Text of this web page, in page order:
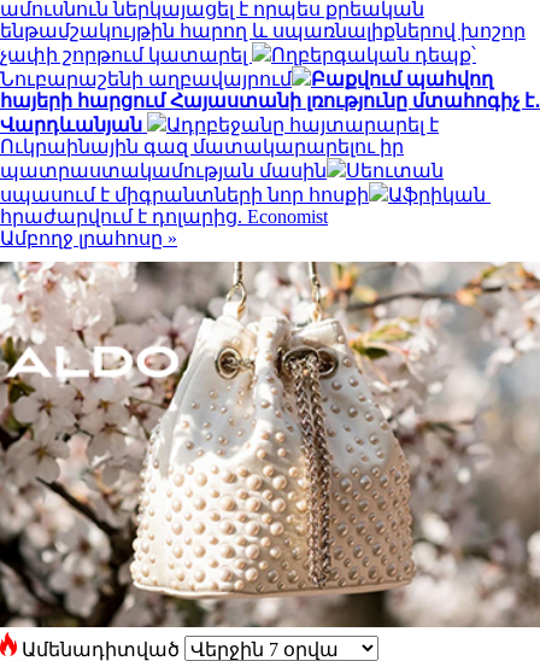
ամուսնուն ներկայացել է որպես քրեական
ենթամշակույթին հարող և սպառնալիքներով խոշոր
չափի շորթում կատարել
Ողբերգական դեպք՝
Նուբարաշենի աղբավայրում
Բաքվում պահվող
հայերի հարցում Հայաստանի լռությունը մտահոգիչ է․
Վարդևանյան
Ադրբեջանը հայտարարել է
Ուկրաինային գազ մատակարարելու իր
պատրաստակամության մասին
Սեուտան
սպասում է միգրանտների նոր հոսքի
Աֆրիկան ​​
հրաժարվում է դոլարից. Economist
Ամբողջ լրահոսը »
Ամենադիտված